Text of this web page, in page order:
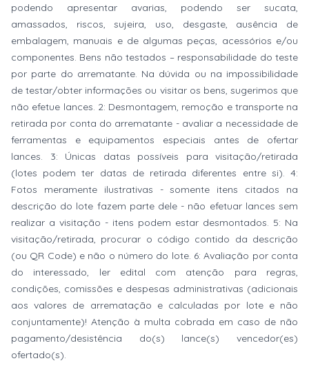
podendo apresentar avarias, podendo ser sucata,
amassados, riscos, sujeira, uso, desgaste, ausência de
embalagem, manuais e de algumas peças, acessórios e/ou
componentes. Bens não testados – responsabilidade do teste
por parte do arrematante. Na dúvida ou na impossibilidade
de testar/obter informações ou visitar os bens, sugerimos que
não efetue lances. 2: Desmontagem, remoção e transporte na
retirada por conta do arrematante - avaliar a necessidade de
ferramentas e equipamentos especiais antes de ofertar
lances. 3: Únicas datas possíveis para visitação/retirada
(lotes podem ter datas de retirada diferentes entre si). 4:
Fotos meramente ilustrativas - somente itens citados na
descrição do lote fazem parte dele - não efetuar lances sem
realizar a visitação - itens podem estar desmontados. 5: Na
visitação/retirada, procurar o código contido da descrição
(ou QR Code) e não o número do lote. 6: Avaliação por conta
do interessado, ler edital com atenção para regras,
condições, comissões e despesas administrativas (adicionais
aos valores de arrematação e calculadas por lote e não
conjuntamente)! Atenção à multa cobrada em caso de não
pagamento/desistência do(s) lance(s) vencedor(es)
ofertado(s).